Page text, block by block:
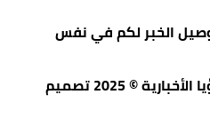
الخبر لكم في نفس
جميع الحقوق محفوظة لـ الرؤيا الأخبارية © 2025 تصميم